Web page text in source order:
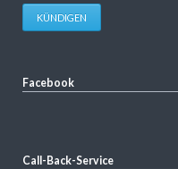
KÜNDIGEN
Facebook
Call-Back-Service